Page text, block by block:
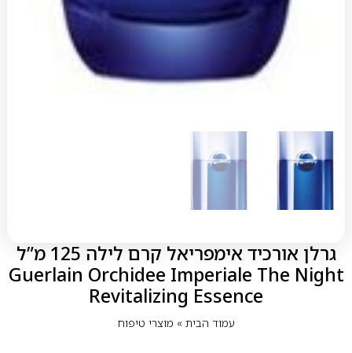
גרלן אורכיד אימפריאל קרם לילה 125 מ”ל
Guerlain Orchidee Imperiale The Night
Revitalizing Essence
עמוד הבית» מוצרי טיפוח